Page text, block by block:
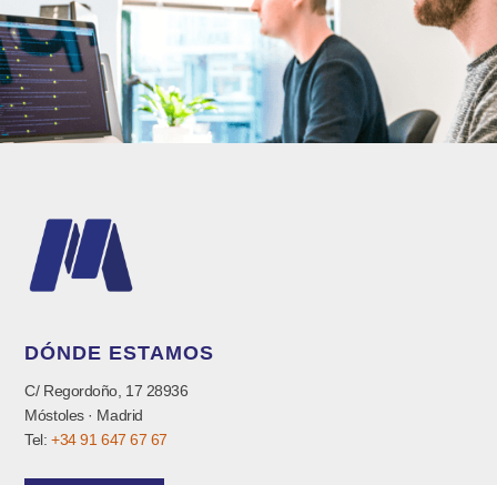
DÓNDE ESTAMOS
C/ Regordoño, 17 28936
Móstoles · Madrid
Tel:+34 91 647 67 67